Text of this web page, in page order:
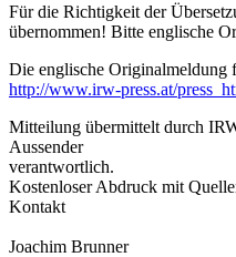
Für die Richtigkeit der
übernommen! Bitte englische
Die englische Originalmeldung
http://www.irw-press.at/
Mitteilung übermittelt durch
Aussender
verantwortlich.
Kostenloser Abdruck mit
Kontakt
Joachim Brunner